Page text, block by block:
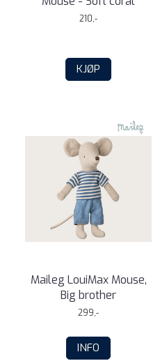
210,-
KJØP
Maileg LouiMax Mouse,
Big brother
299,-
INFO